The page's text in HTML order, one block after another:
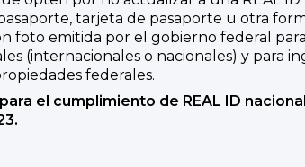
tarjeta de pasaporte u otra
foto emitida por el gobierno federal
(internacionales o nacionales) y para
federales.
el cumplimiento de REAL ID